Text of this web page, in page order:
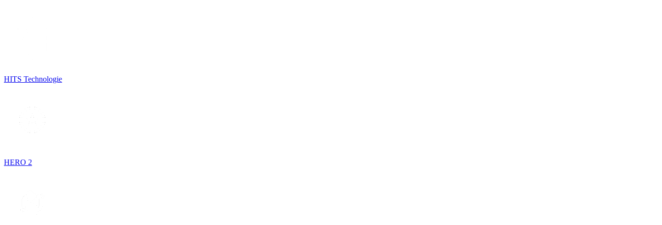
HITS Technologie
HERO 2